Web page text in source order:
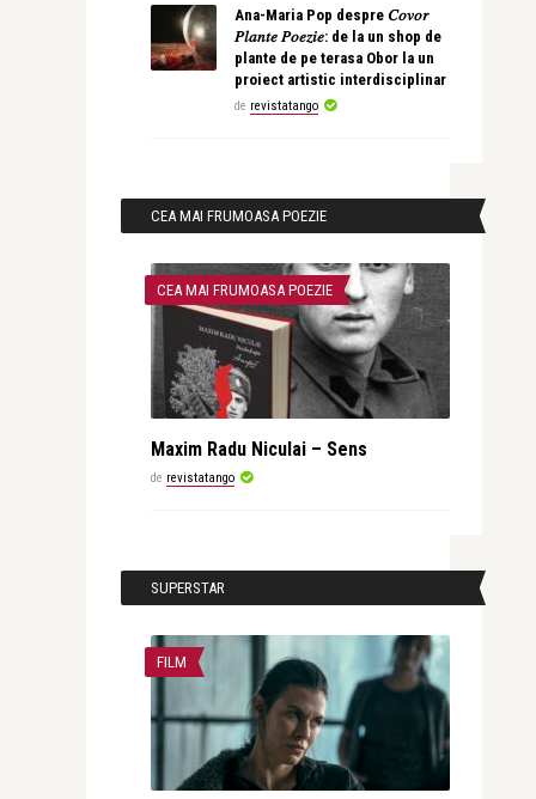
Ana-Maria Pop despre 𝐶𝑜𝑣𝑜𝑟
𝑃𝑙𝑎𝑛𝑡𝑒 𝑃𝑜𝑒𝑧𝑖𝑒: de la un shop de
plante de pe terasa Obor la un
proiect artistic interdisciplinar
de revistatango
CEA MAI FRUMOASA POEZIE
CEA MAI FRUMOASA POEZIE
Maxim Radu Niculai – Sens
de revistatango
SUPERSTAR
FILM